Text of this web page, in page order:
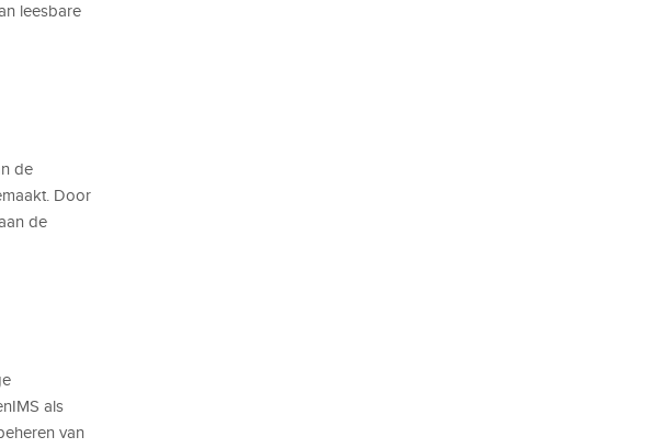
leesbare
de
Door
de
als
van